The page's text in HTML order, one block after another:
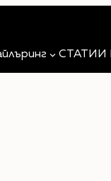
СТАТИИ